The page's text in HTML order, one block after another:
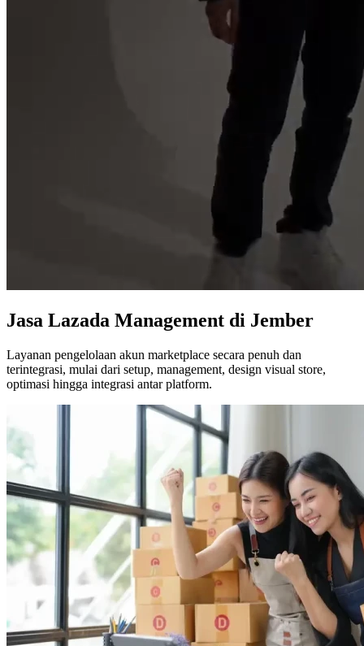
Jasa Lazada Management di Jember
Layanan pengelolaan akun marketplace secara penuh dan
terintegrasi, mulai dari setup, management, design visual store,
optimasi hingga integrasi antar platform.